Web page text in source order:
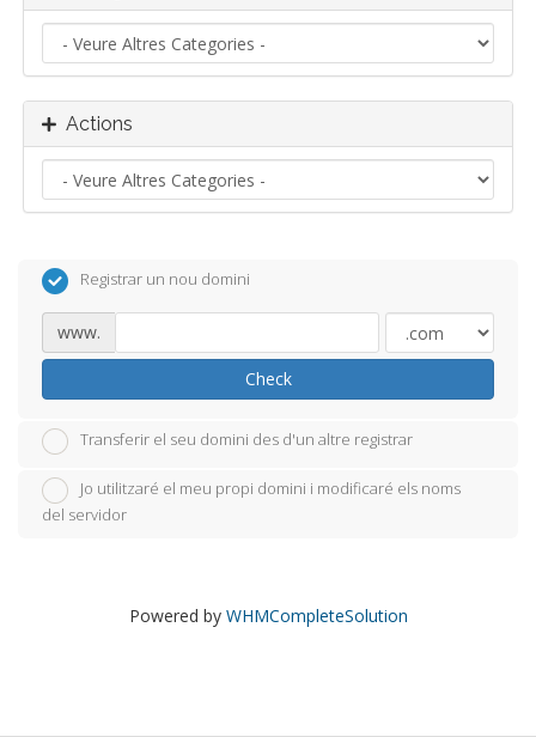
Actions
Registrar un nou domini
www.
Check
Transferir el seu domini des d'un altre registrar
Jo utilitzaré el meu propi domini i modificaré els noms
del servidor
Powered by WHMCompleteSolution